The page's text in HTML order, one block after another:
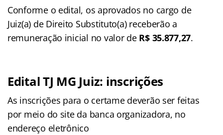
Conforme o edital, os aprovados no cargo de
Juiz(a) de Direito Substituto(a) receberão a
remuneração inicial no valor de R$ 35.877,27.
Edital TJ MG Juiz: inscrições
As inscrições para o certame deverão ser feitas
por meio do site da banca organizadora, no
endereço eletrônico